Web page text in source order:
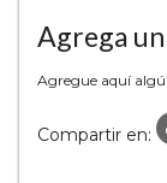
Agrega
Agregue aquí
Compartir en: